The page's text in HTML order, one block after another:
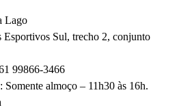
Lago
Esportivos Sul, trecho 2, conjunto
99866-3466
almoço – 11h30 às 16h.